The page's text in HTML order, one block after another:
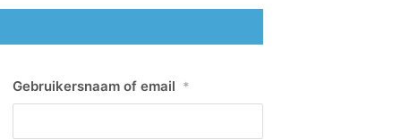
Gebruikersnaam of email *